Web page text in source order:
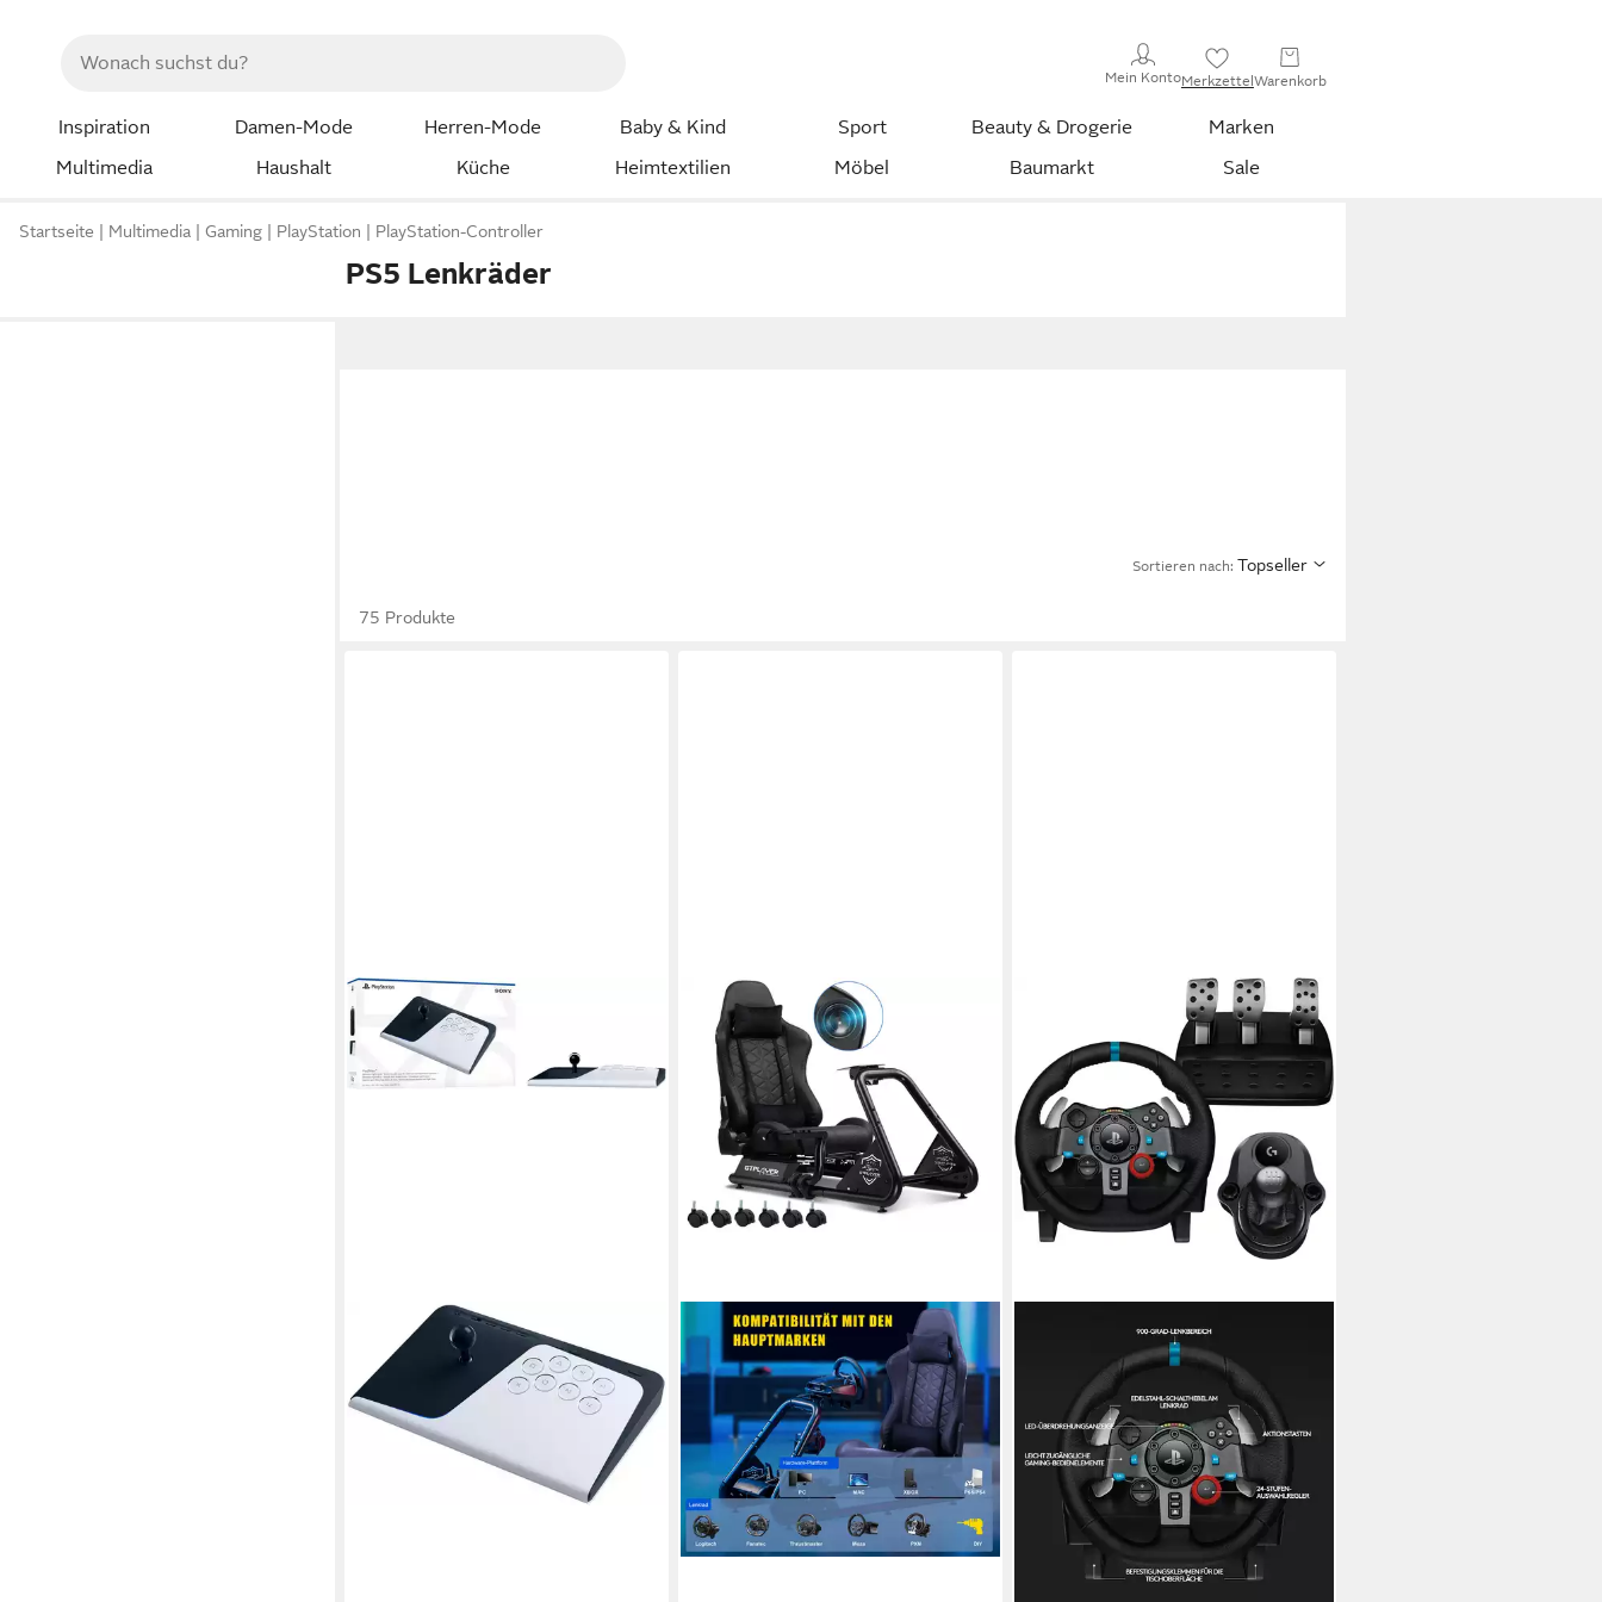
Mein KontoMerkzettelWarenkorb
Inspiration Damen-Mode Herren-Mode Baby & Kind Sport Beauty & Drogerie
Marken
Multimedia
Haushalt Küche Heimtextilien Möbel Baumarkt Sale
Startseite Multimedia Gaming PlayStation PlayStation-Controller
PS5 Lenkräder
Sortieren nach: Topseller
75 Produkte